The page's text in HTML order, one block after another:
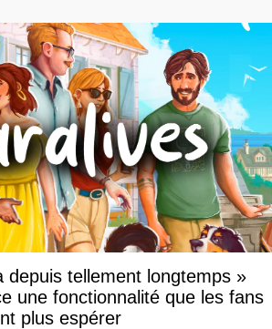
depuis tellement longtemps »
une fonctionnalité que les fans
plus espérer